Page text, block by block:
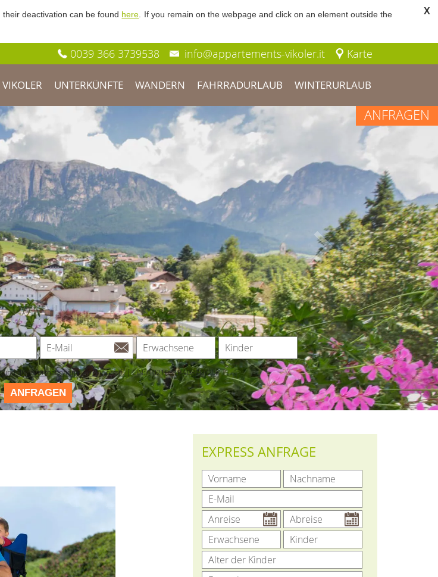
X
deactivation can be found here
If you remain on the webpage and click on an element outside the
0039 366 3739538 info@appartements-vikoler.it Karte
UNTERKÜNFTE WANDERN FAHRRADURLAUB WINTERURLAUB
die Informationen zum Widerruf.| CIN: IT021031B4DR7DY2LE
ANFRAGEN
ANFRAGEN
EXPRESS ANFRAGE